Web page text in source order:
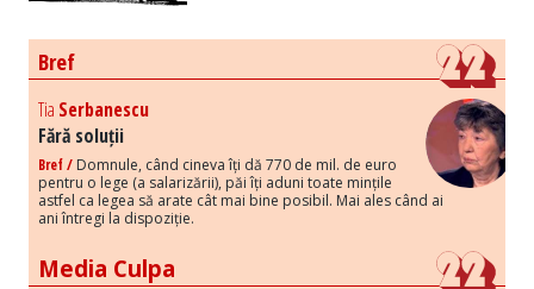
Bref
Tia Serbanescu
Fără soluții
Bref / Domnule, când cineva îți dă 770 de mil. de euro
pentru o lege (a salarizării), păi îți aduni toate mințile
astfel ca legea să arate cât mai bine posibil. Mai ales când ai
ani întregi la dispoziție.
Media Culpa